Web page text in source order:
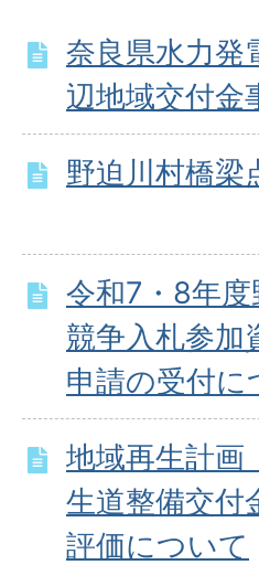
奈良県水力発
辺地域交付金
野迫川村橋梁
令和7・8年
競争入札参加
申請の受付に
地域再生計画
生道整備交付
評価について